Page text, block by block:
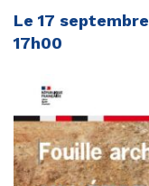
Le 17 septembre
17h00